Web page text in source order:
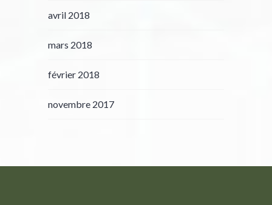
avril 2018
mars 2018
février 2018
novembre 2017